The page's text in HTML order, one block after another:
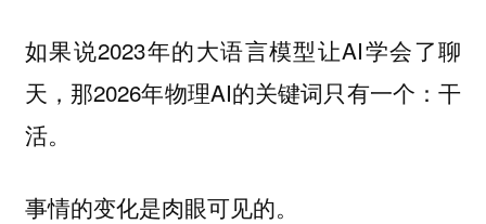
如果说2023年的大语言模型让AI学会了聊
天，那2026年物理AI的关键词只有一个：干
活。
事情的变化是肉眼可见的。